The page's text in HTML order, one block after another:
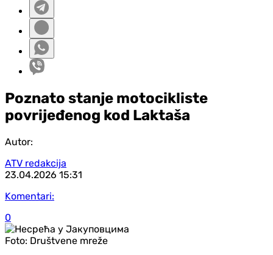
Poznato stanje motocikliste
povrijeđenog kod Laktaša
Autor:
ATV redakcija
23.04.2026 15:31
Komentari:
0
Foto: Društvene mreže